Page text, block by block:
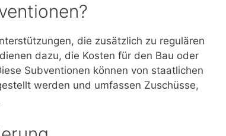
die zusätzlich zu regulären
dazu, die Kosten für den Bau oder
Subventionen können von staatlichen
werden und umfassen Zuschüsse,